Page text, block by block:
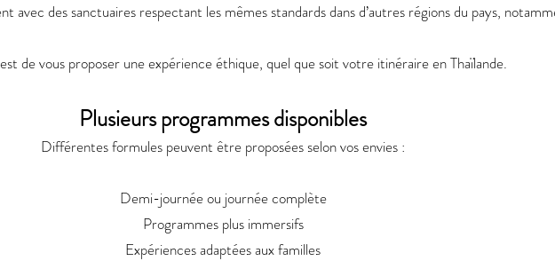
avec des sanctuaires respectant les mêmes standards dans d’autres régions du pays,
de vous proposer une expérience éthique, quel que soit votre itinéraire en Thaïlande.
Plusieurs programmes disponibles
Différentes formules peuvent être proposées selon vos envies :
Demi-journée ou journée complète
Programmes plus immersifs
Expériences adaptées aux familles